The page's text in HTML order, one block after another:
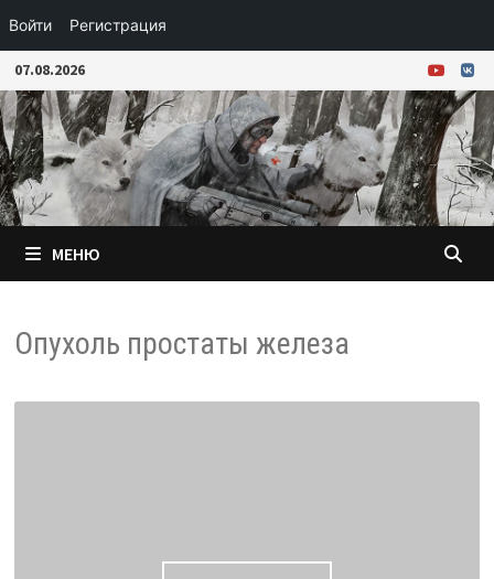
Войти Регистрация
Перейти
к
содержимому
07.08.2026
МЕНЮ
Опухоль простаты железа